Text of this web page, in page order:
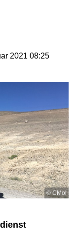
2021 08:25
© CMol